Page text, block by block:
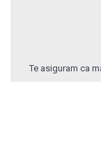
Te asiguram ca